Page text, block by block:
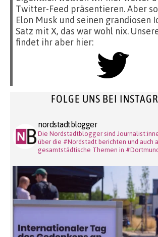
Twitter-Feed präsentieren. Aber
Elon Musk und seinen grandiosen
Satz mit X, das war wohl nix.
findet ihr aber hier:
FOLGE UNS BEI
nordstadtblogger
Die Nordstadtblogger sind
über die #Nordstadt berichten und auch
gesamtstädtische Themen in